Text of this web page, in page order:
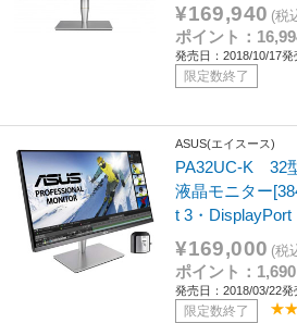
¥169,940 (税
ポイント：
発売日：2018/10/17発
限定数終了
ASUS(エイスース)
PA32UC-K 32
液晶モニター
t 3・
¥169,000 (税
ポイント：1,690
発売日：2018/03/22発
限定数終了